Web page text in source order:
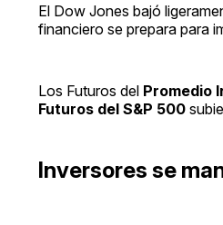
El Dow Jones bajó
financiero se prepara para
Los Futuros del Promedio
Futuros del S&P 500
Inversores se